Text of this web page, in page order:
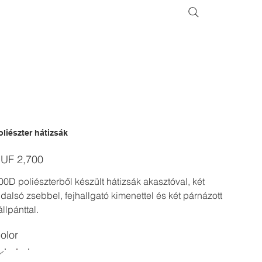
hátizsák
2,700
poliészterből készült hátizsák akasztóval, két
zsebbel, fejhallgató kimenettel és két párnázott